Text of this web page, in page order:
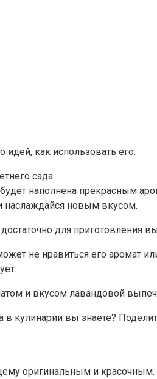
как использовать его:
сада.
наполнена прекрасным
наслаждайся новым вкусом.
для приготовления
не нравиться его аромат
и вкусом лавандовой
в кулинарии вы знаете?
оригинальным и